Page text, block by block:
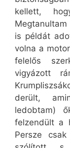
kellett,
is példát
volna a
felelős
vigyázott
derült,
ledobtam)
felzendült a
Persze